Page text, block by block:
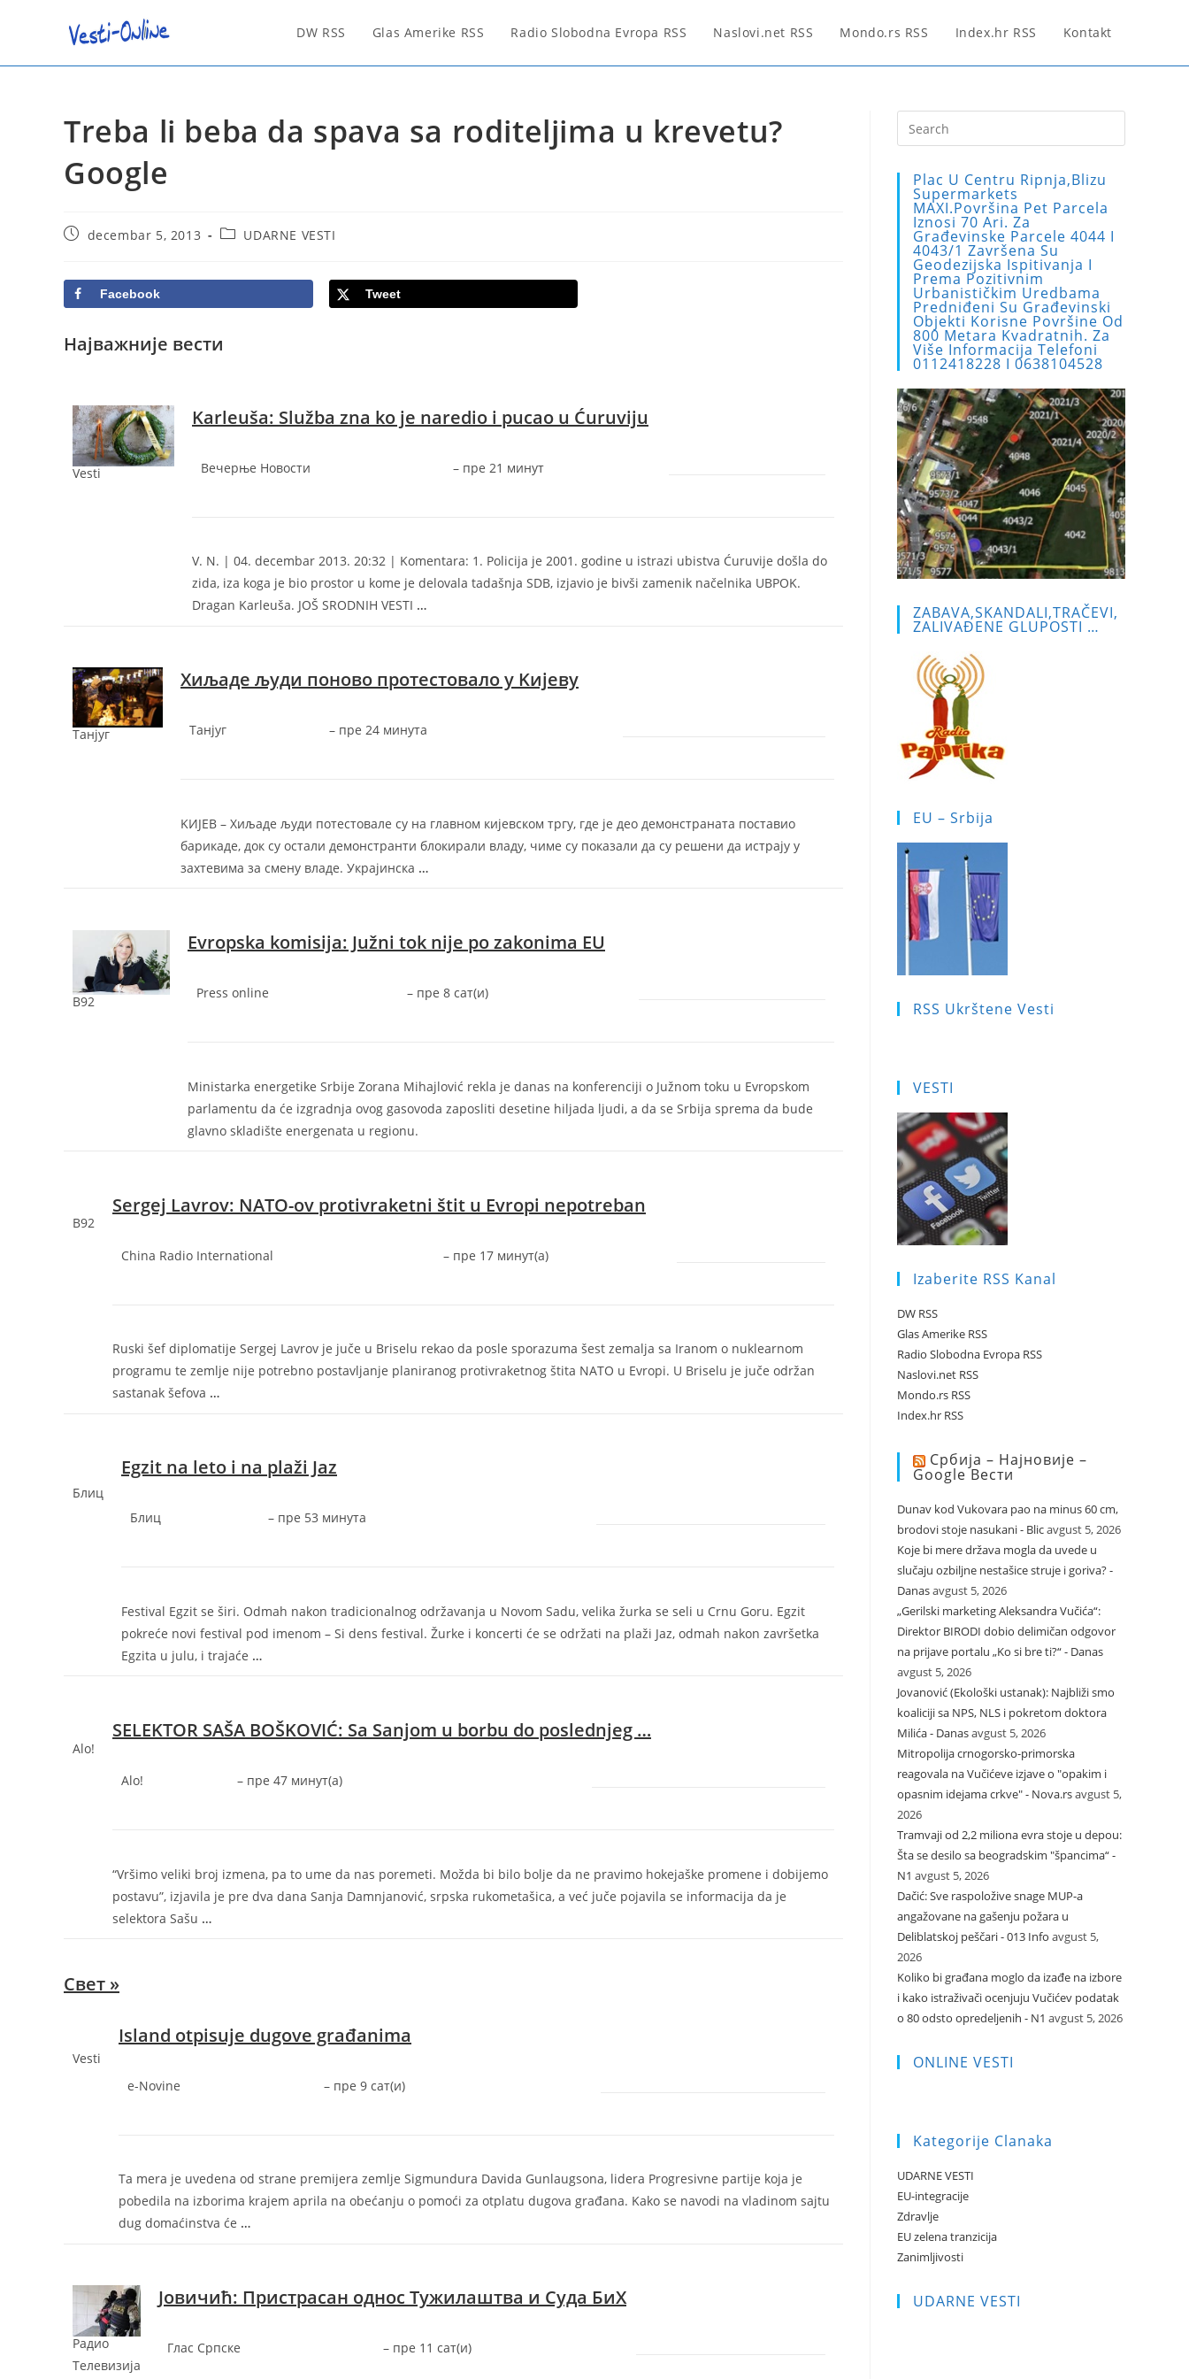
DW RSS Glas Amerike RSS Radio Slobodna Evropa RSS Naslovi.net RSS Mondo.rs RSS Index.hr RSS Kontakt
Treba li beba da spava sa roditeljima u krevetu?
Google
Postdecembar 5, 2013
PostUDARNE VESTI
Facebook Tweet
Најважније вести
Vesti
Karleuša: Služba zna ko je naredio i pucao u Ćuruviju
Вечерње Новости – ‎пре 21 минут‎
V. N. | 04. decembar 2013. 20:32 | Komentara: 1. Policija je 2001. godine u istrazi ubistva Ćuruvije došla do
zida, iza koga je bio prostor u kome je delovala tadašnja SDB, izjavio je bivši zamenik načelnika UBPOK.
Dragan Karleuša. JOŠ SRODNIH VESTI …
Танјуг
Хиљаде људи поново протестовало у Kиjеву
Танјуг – ‎пре 24 минута‎
KИJEВ – Хиљаде људи потестовале су на главном киjевском тргу, где jе део демонстраната поставио
барикаде, док су остали демонстранти блокирали владу, чиме су показали да су решени да истраjу у
захтевима за смену владе. Украjинска …
B92
Evropska komisija: Južni tok nije po zakonima EU
Press online – ‎пре 8 сат(и)‎
Ministarka energetike Srbije Zorana Mihajlović rekla je danas na konferenciji o Južnom toku u Evropskom
parlamentu da će izgradnja ovog gasovoda zaposliti desetine hiljada ljudi, a da se Srbija sprema da bude
glavno skladište energenata u regionu.
B92
Sergej Lavrov: NATO-ov protivraketni štit u Evropi nepotreban
China Radio International – ‎пре 17 минут(а)‎
Ruski šef diplomatije Sergej Lavrov je juče u Briselu rekao da posle sporazuma šest zemalja sa Iranom o nuklearnom
programu te zemlje nije potrebno postavljanje planiranog protivraketnog štita NATO u Evropi. U Briselu je juče održan
sastanak šefova …
Блиц
Egzit na leto i na plaži Jaz
Блиц – ‎пре 53 минута‎
Festival Egzit se širi. Odmah nakon tradicionalnog održavanja u Novom Sadu, velika žurka se seli u Crnu Goru. Egzit
pokreće novi festival pod imenom – Si dens festival. Žurke i koncerti će se održati na plaži Jaz, odmah nakon završetka
Egzita u julu, i trajaće …
Alo!
SELEKTOR SAŠA BOŠKOVIĆ: Sa Sanjom u borbu do poslednjeg …
Alo! – ‎пре 47 минут(а)‎
“Vršimo veliki broj izmena, pa to ume da nas poremeti. Možda bi bilo bolje da ne pravimo hokejaške promene i dobijemo
postavu”, izjavila je pre dva dana Sanja Damnjanović, srpska rukometašica, a već juče pojavila se informacija da je
selektora Sašu …
Свет »
Vesti
Island otpisuje dugove građanima
e-Novine – ‎пре 9 сат(и)‎
Ta mera je uvedena od strane premijera zemlje Sigmundura Davida Gunlaugsona, lidera Progresivne partije koja je
pobedila na izborima krajem aprila na obećanju o pomoći za otplatu dugova građana. Kako se navodi na vladinom sajtu
dug domaćinstva će …
Радио
Телевизија
Јовичић: Пристрасан однос Тужилаштва и Суда БиХ
Глас Српске – ‎пре 11 сат(и)‎
Escape
Plac U Centru Ripnja,blizu
Supermarkets
MAXI.Površina Pet Parcela
Iznosi 70 Ari. Za
Građevinske Parcele 4044 I
4043/1 Završena Su
Geodezijska Ispitivanja I
Prema Pozitivnim
Urbanističkim Uredbama
Predniđeni Su Građevinski
Objekti Korisne Površine Od
800 Metara Kvadratnih. Za
Više Informacija Telefoni
0112418228 I 0638104528
ZABAVA,SKANDALI,TRAČEVI,
ZALIVAĐENE GLUPOSTI …
EU – Srbija
RSS Ukrštene Vesti
VESTI
Izaberite RSS Kanal
DW RSS
Glas Amerike RSS
Radio Slobodna Evropa RSS
Naslovi.net RSS
Mondo.rs RSS
Index.hr RSS
Србија – Најновије –
Google Вести
Dunav kod Vukovara pao na minus 60 cm,
brodovi stoje nasukani - Blicavgust 5, 2026
Koje bi mere država mogla da uvede u
slučaju ozbiljne nestašice struje i goriva? -
Danasavgust 5, 2026
„Gerilski marketing Aleksandra Vučića“:
Direktor BIRODI dobio delimičan odgovor
na prijave portalu „Ko si bre ti?“ - Danas
avgust 5, 2026
Jovanović (Ekološki ustanak): Najbliži smo
koaliciji sa NPS, NLS i pokretom doktora
Milića - Danasavgust 5, 2026
Mitropolija crnogorsko-primorska
reagovala na Vučićeve izjave o "opakim i
opasnim idejama crkve" - Nova.rsavgust 5,
2026
Tramvaji od 2,2 miliona evra stoje u depou:
Šta se desilo sa beogradskim "špancima“ -
N1 avgust 5, 2026
Dačić: Sve raspoložive snage MUP-a
angažovane na gašenju požara u
Deliblatskoj peščari - 013 Info avgust 5,
2026
Koliko bi građana moglo da izađe na izbore
i kako istraživači ocenjuju Vučićev podatak
o 80 odsto opredeljenih - N1 avgust 5, 2026
ONLINE VESTI
Kategorije Clanaka
UDARNE VESTI
EU-integracije
Zdravlje
EU zelena tranzicija
Zanimljivosti
UDARNE VESTI